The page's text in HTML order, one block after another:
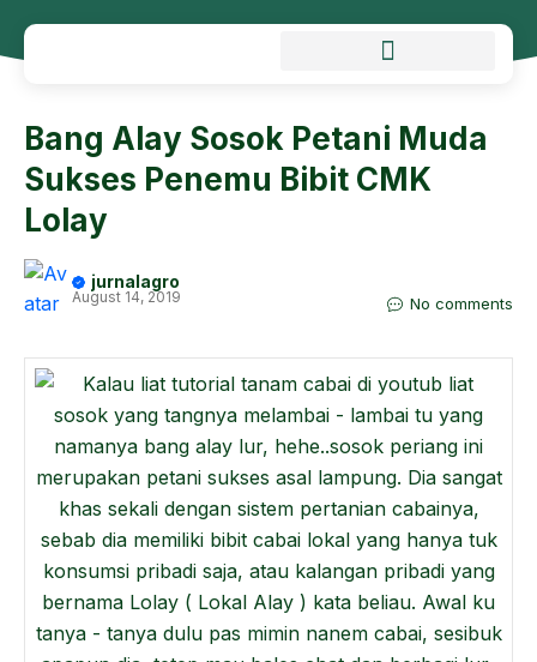
Bang Alay Sosok Petani Muda
Sukses Penemu Bibit CMK
Lolay
jurnalagro
August 14, 2019 No comments